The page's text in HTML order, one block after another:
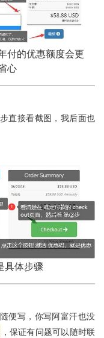
付的优惠额度会更
心
直接看截图，我后面也
体步骤
便写，你写阿富汗也没
，保证有问题可以随时联